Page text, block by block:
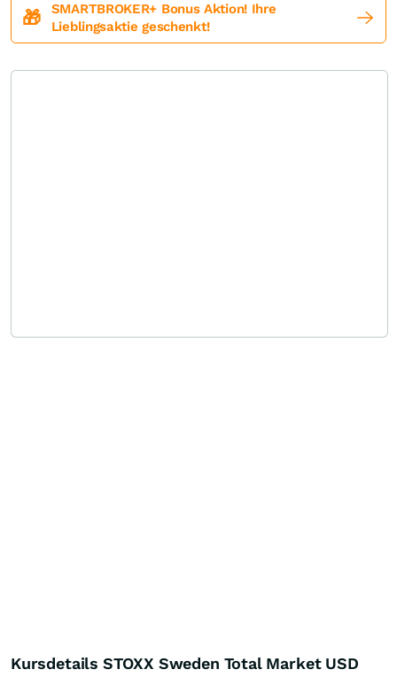
🎁
SMARTBROKER+ Bonus Aktion! Ihre
Lieblingsaktie geschenkt!
Kursdetails STOXX Sweden Total Market USD